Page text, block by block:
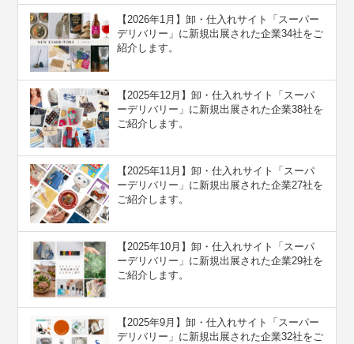
【2026年1月】卸・仕入れサイト「スーパー
デリバリー」に新規出展された企業34社をご
紹介します。
【2025年12月】卸・仕入れサイト「スーパ
ーデリバリー」に新規出展された企業38社を
ご紹介します。
【2025年11月】卸・仕入れサイト「スーパ
ーデリバリー」に新規出展された企業27社を
ご紹介します。
【2025年10月】卸・仕入れサイト「スーパ
ーデリバリー」に新規出展された企業29社を
ご紹介します。
【2025年9月】卸・仕入れサイト「スーパー
デリバリー」に新規出展された企業32社をご